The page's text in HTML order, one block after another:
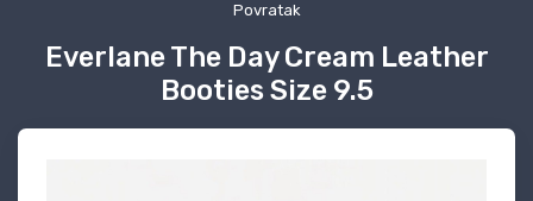
Povratak
Everlane The Day Cream Leather
Booties Size 9.5